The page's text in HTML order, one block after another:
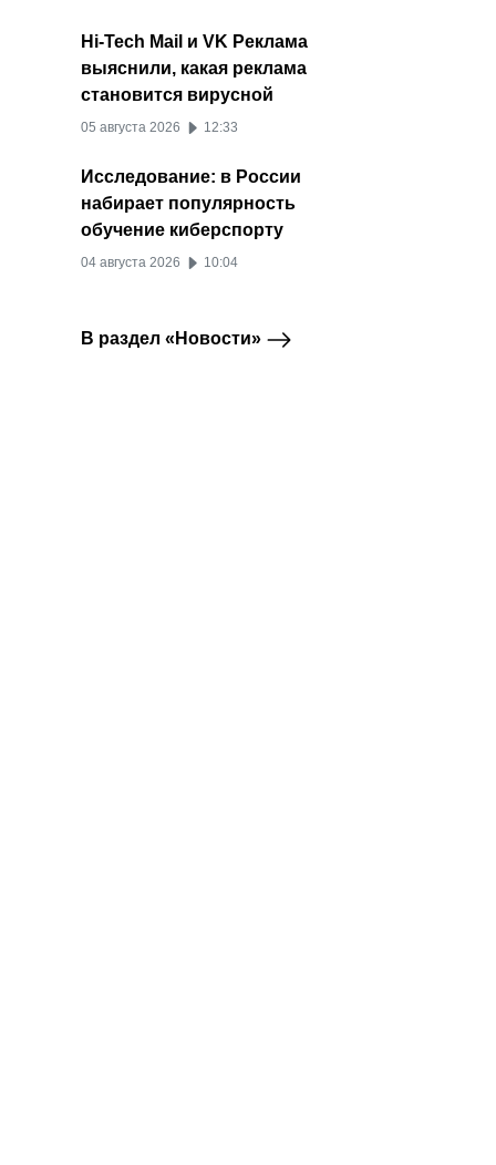
Hi-Tech Mail и VK Реклама
выяснили, какая реклама
становится вирусной
05 августа 2026 12:33
Исследование: в России
набирает популярность
обучение киберспорту
04 августа 2026 10:04
В раздел «Новости»